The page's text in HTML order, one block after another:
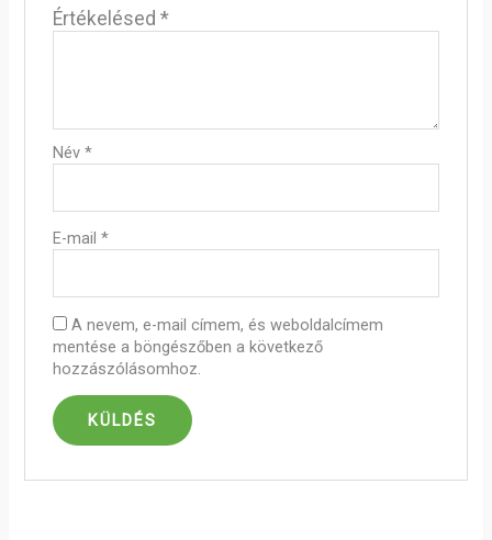
Értékelésed *
Név *
E-mail *
A nevem, e-mail címem, és weboldalcímem
mentése a böngészőben a következő
hozzászólásomhoz.